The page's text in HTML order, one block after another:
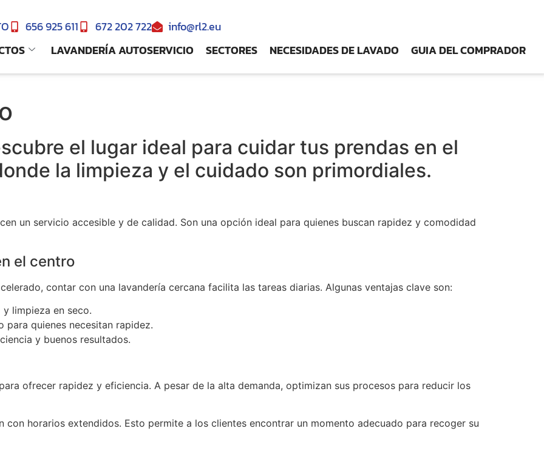
656 925 611 672 202 722
info@rl2.eu
LAVANDERÍA AUTOSERVICIO SECTORES NECESIDADES DE LAVADO GUIA DEL COMPRADOR
el lugar ideal para cuidar tus prendas en el
la limpieza y el cuidado son primordiales.
un servicio accesible y de calidad. Son una opción ideal para quienes buscan rapidez y comodidad
el centro
contar con una lavandería cercana facilita las tareas diarias. Algunas ventajas clave son:
limpieza en seco.
para quienes necesitan rapidez.
y buenos resultados.
ofrecer rapidez y eficiencia. A pesar de la alta demanda, optimizan sus procesos para reducir los
con horarios extendidos. Esto permite a los clientes encontrar un momento adecuado para recoger su